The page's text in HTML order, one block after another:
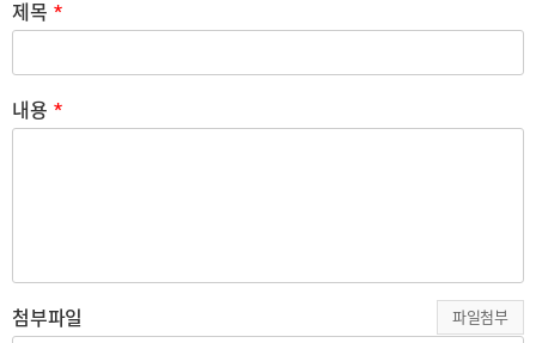
제목 *
내용 *
첨부파일 파일첨부